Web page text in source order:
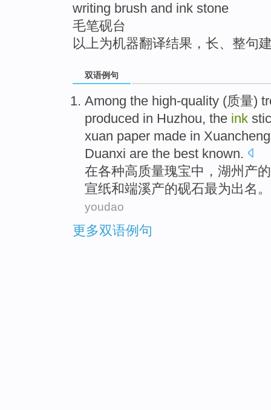
writing brush and ink stone
毛笔砚台
以上为机器翻译结果，长、整句
双语例句
Among the high-quality (质量)
produced in Huzhou, the ink
xuan paper made in
Duanxi are the best known.
在各种高质量瑰宝中，湖州产
宣纸和端溪产的砚石最为出名。
youdao
更多双语例句